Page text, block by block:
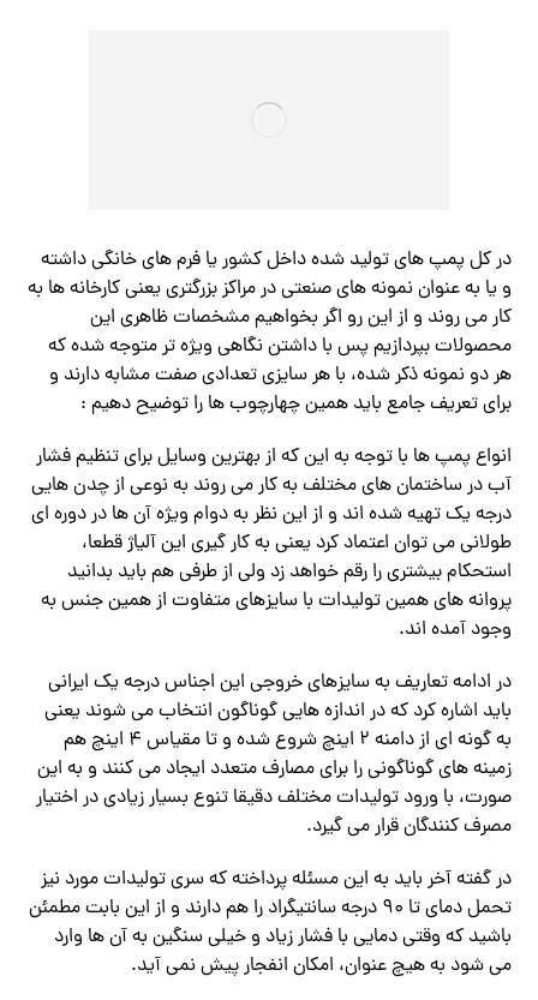
در کل پمپ های تولید شده داخل کشور یا فرم های خانگی داشته
و یا به عنوان نمونه های صنعتی در مراکز بزرگتری یعنی کارخانه ها به
کار می روند و از این رو اگر بخواهیم مشخصات ظاهری این
محصولات بپردازیم پس با داشتن نگاهی ویژه تر متوجه شده که
هر دو نمونه ذکر شده، با هر سایزی تعدادی صفت مشابه دارند و
برای تعریف جامع باید همین چهارچوب ها را توضیح دهیم :
انواع پمپ ها با توجه به این که از بهترین وسایل برای تنظیم فشار
آب در ساختمان های مختلف به کار می روند به نوعی از چدن هایی
درجه یک تهیه شده اند و از این نظر به دوام ویژه آن ها در دوره ای
طولانی می توان اعتماد کرد یعنی به کار گیری این آلیاژ قطعا،
استحکام بیشتری را رقم خواهد زد ولی از طرفی هم باید بدانید
پروانه های همین تولیدات با سایزهای متفاوت از همین جنس به
وجود آمده اند.
در ادامه تعاریف به سایزهای خروجی این اجناس درجه یک ایرانی
باید اشاره کرد که در اندازه هایی گوناگون انتخاب می شوند یعنی
به گونه ای از دامنه ۲ اینچ شروع شده و تا مقیاس ۴ اینچ هم
زمینه های گوناگونی را برای مصارف متعدد ایجاد می کنند و به این
صورت، با ورود تولیدات مختلف دقیقا تنوع بسیار زیادی در اختیار
مصرف کنندگان قرار می گیرد.
در گفته آخر باید به این مسئله پرداخته که سری تولیدات مورد نیز
تحمل دمای تا ۹۰ درجه سانتیگراد را هم دارند و از این بابت مطمئن
باشید که وقتی دمایی با فشار زیاد و خیلی سنگین به آن ها وارد
می ‌شود به هیچ عنوان، امکان انفجار پیش نمی‌ آید.